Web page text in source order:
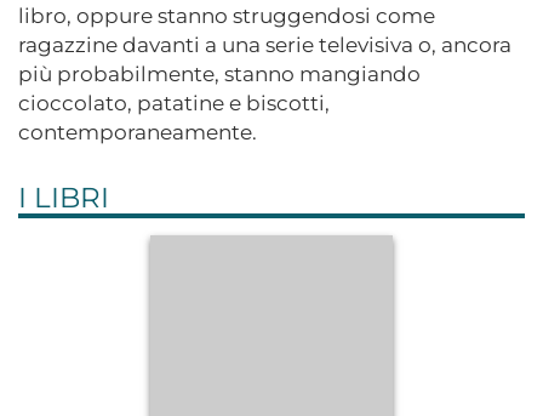
libro, oppure stanno struggendosi come
ragazzine davanti a una serie televisiva o, ancora
più probabilmente, stanno mangiando
cioccolato, patatine e biscotti,
contemporaneamente.
I LIBRI